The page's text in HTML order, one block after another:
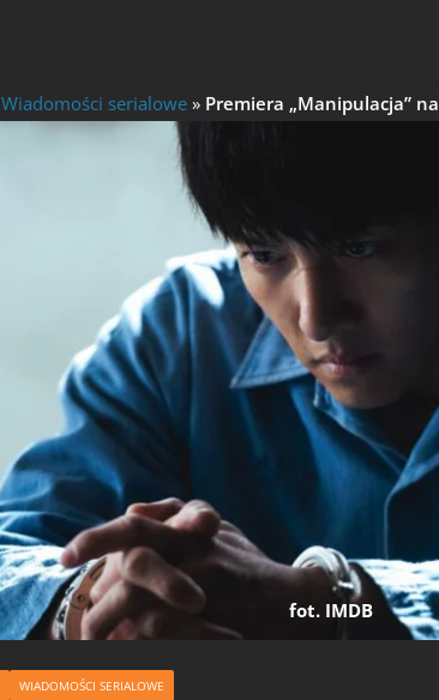
Wiadomości serialowe » Premiera „Manipulacja”
fot. IMDB
WIADOMOŚCI SERIALOWE